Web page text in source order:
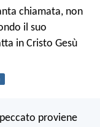
chiamata, non
il suo
in Cristo Gesù
proviene